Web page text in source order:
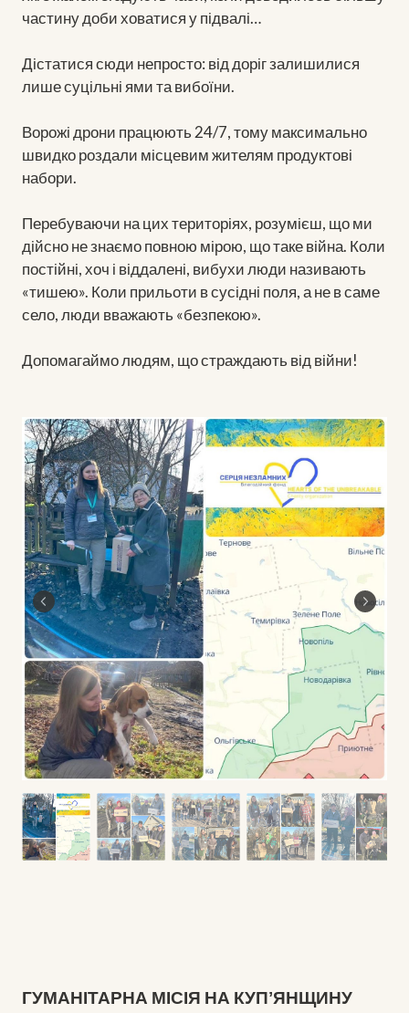
частину доби ховатися у підвалі…
Дістатися сюди непросто: від доріг залишилися
лише суцільні ями та вибоїни.
Ворожі дрони працюють 24/7, тому максимально
швидко роздали місцевим жителям продуктові
набори.
Перебуваючи на цих територіях, розумієш, що ми
дійсно не знаємо повною мірою, що таке війна. Коли
постійні, хоч і віддалені, вибухи люди називають
«тишею». Коли прильоти в сусідні поля, а не в саме
село, люди вважають «безпекою».
Допомагаймо людям, що страждають від війни!
ГУМАНІТАРНА МІСІЯ НА КУПʼЯНЩИНУ